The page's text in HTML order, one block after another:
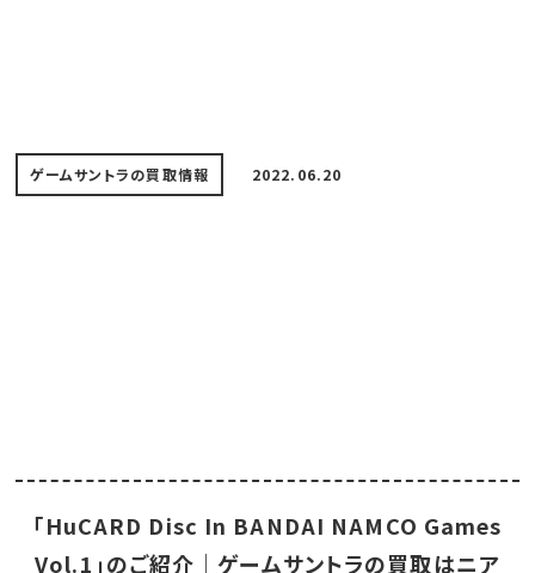
ゲームサントラの買取情報 2022.06.20
「HuCARD Disc In BANDAI NAMCO Games
Vol.1」のご紹介｜ゲームサントラの買取はニア